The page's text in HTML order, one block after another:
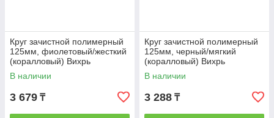
Круг зачистной полимерный
125мм, фиолетовый/жесткий
(коралловый) Вихрь
В наличии
3 679 ₸
Круг зачистной полимерный
125мм, черный/мягкий
(коралловый) Вихрь
В наличии
3 288 ₸